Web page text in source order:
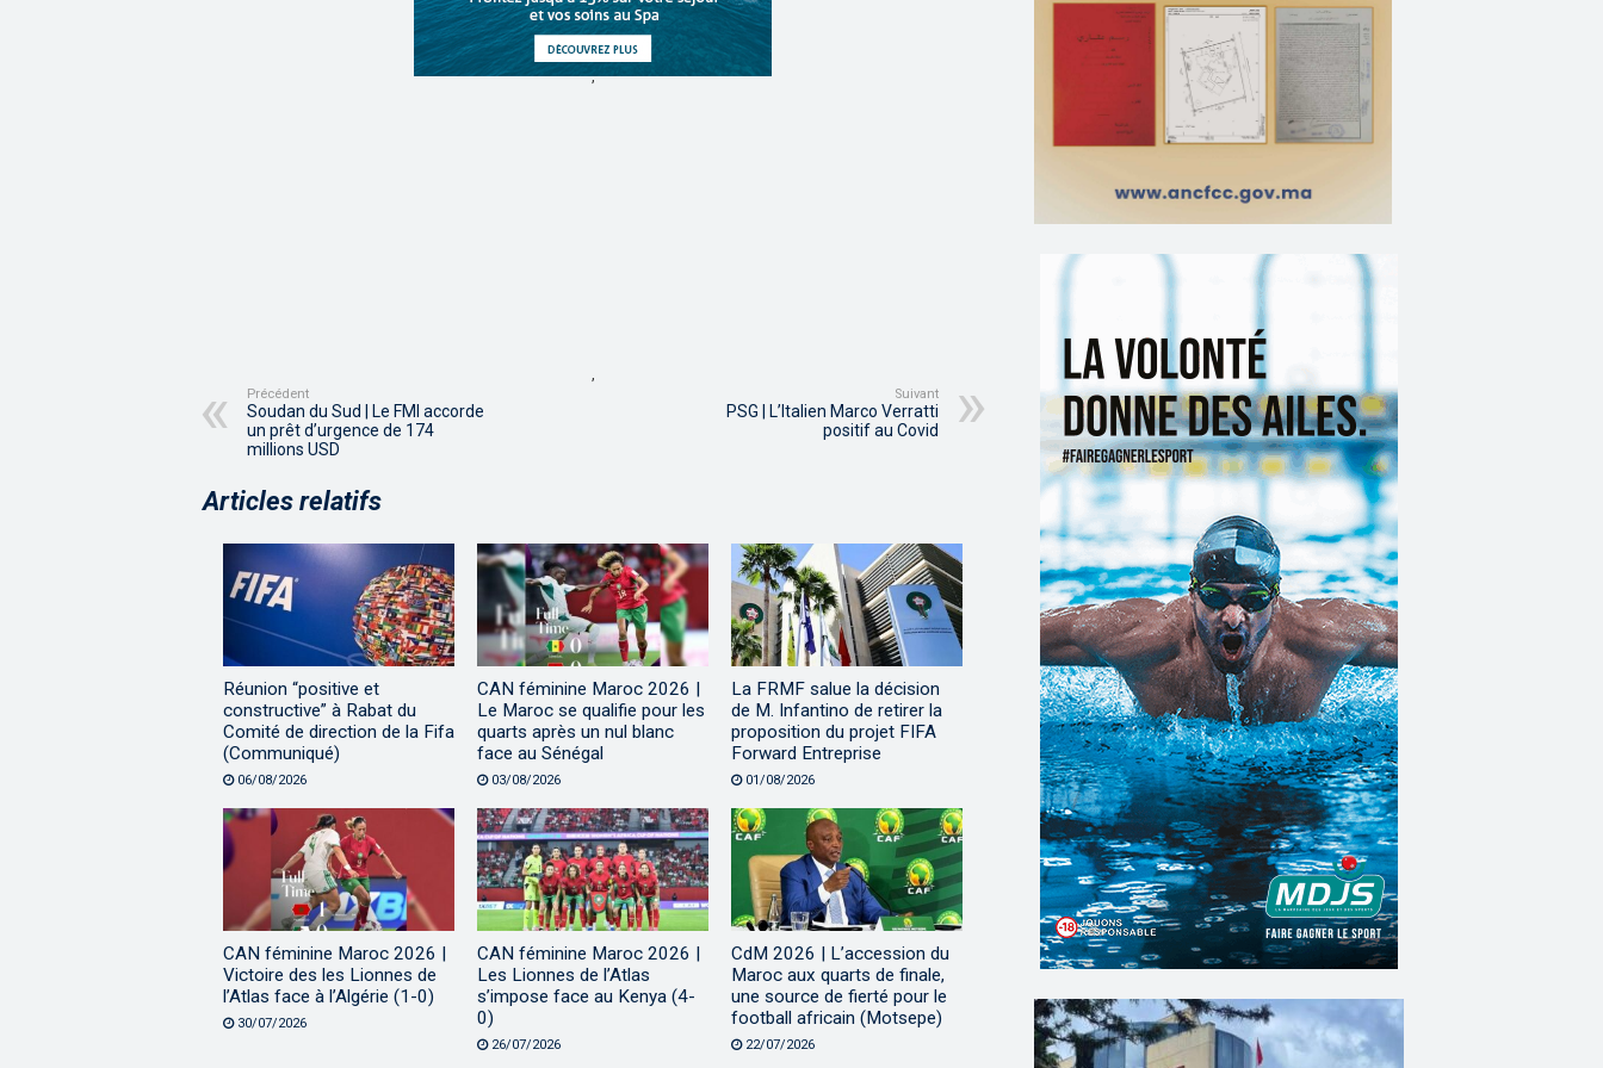
,
Précédent
Soudan du Sud | Le FMI accorde
un prêt d’urgence de 174
millions USD
Suivant
PSG | L’Italien Marco Verratti
positif au Covid
Articles relatifs
Réunion “positive et
constructive” à Rabat du
Comité de direction de la Fifa
(Communiqué)
06/08/2026
CAN féminine Maroc 2026 |
Le Maroc se qualifie pour les
quarts après un nul blanc
face au Sénégal
03/08/2026
La FRMF salue la décision
de M. Infantino de retirer la
proposition du projet FIFA
Forward Entreprise
01/08/2026
CAN féminine Maroc 2026 |
Victoire des les Lionnes de
l’Atlas face à l’Algérie (1-0)
30/07/2026
CAN féminine Maroc 2026 |
Les Lionnes de l’Atlas
s’impose face au Kenya (4-
0)
26/07/2026
CdM 2026 | L’accession du
Maroc aux quarts de finale,
une source de fierté pour le
football africain (Motsepe)
22/07/2026